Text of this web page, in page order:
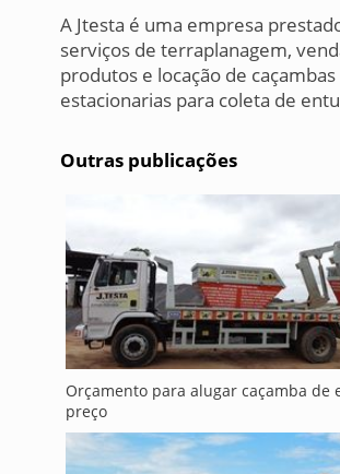
A Jtesta é uma empresa
serviços de terraplanagem,
produtos e locação de caçambas
estacionarias para coleta de
Outras publicações
Orçamento para alugar caçamba de
preço